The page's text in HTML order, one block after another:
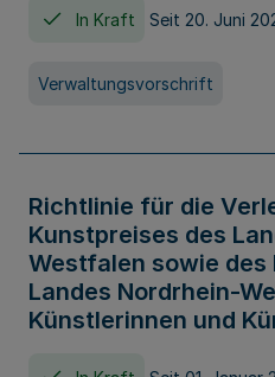
In Kraft Seit 20. Juni
Verwaltungsvorschrift
Richtlinie für die
Kunstpreises des
Westfalen sowie des
Landes Nordrhein-
Künstlerinnen und